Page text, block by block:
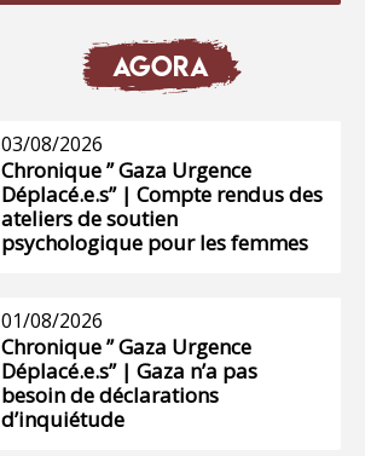
AGORA
03/08/2026
Chronique ” Gaza Urgence
Déplacé.e.s” | Compte rendus des
ateliers de soutien
psychologique pour les femmes
01/08/2026
Chronique ” Gaza Urgence
Déplacé.e.s” | Gaza n’a pas
besoin de déclarations
d’inquiétude